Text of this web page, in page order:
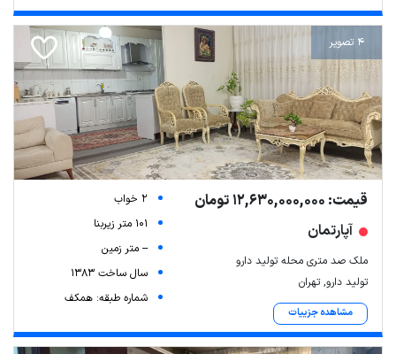
4 تصویر
قیمت: 12,630,000,000 تومان
آپارتمان
ملک صد متری محله تولید دارو
تولید دارو, تهران
مشاهده جزییات
2 خواب
101 متر زیربنا
-- متر زمین
سال ساخت 1383
شماره طبقه: همکف